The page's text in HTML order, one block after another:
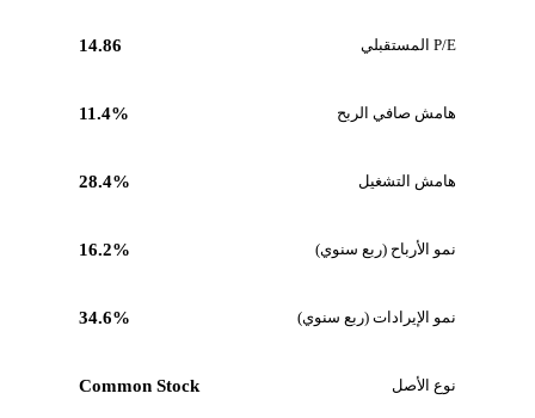
P/E المستقبلي 14.86
هامش صافي الربح 11.4%
هامش التشغيل 28.4%
نمو الأرباح (ربع سنوي) 16.2%
نمو الإيرادات (ربع سنوي) 34.6%
نوع الأصل Common Stock